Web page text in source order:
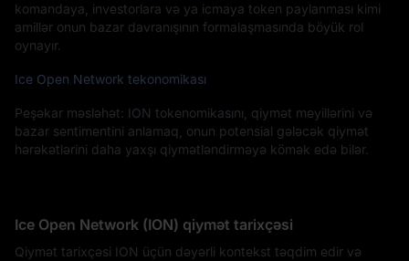
komandaya, investorlara və ya icmaya token paylanması kimi
amillər onun bazar davranışının formalaşmasında böyük rol
oynayır.
Ice Open Network tekonomikası
Peşəkar məsləhət: ION tokenomikasını, qiymət meyillərini və
bazar sentimentini anlamaq, onun potensial gələcək qiymət
hərəkətlərini daha yaxşı qiymətləndirməyə kömək edə bilər.
Ice Open Network (ION) qiymət tarixçəsi
Qiymət tarixçəsi ION üçün dəyərli kontekst təqdim edir və